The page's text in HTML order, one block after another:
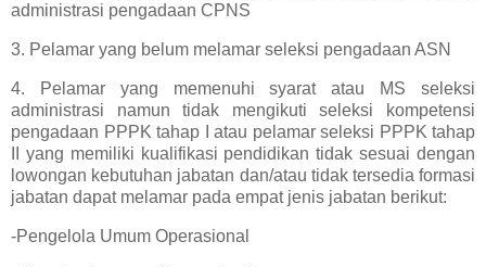
administrasi pengadaan CPNS
3. Pelamar yang belum melamar seleksi pengadaan ASN
4. Pelamar yang memenuhi syarat atau MS seleksi
administrasi namun tidak mengikuti seleksi kompetensi
pengadaan PPPK tahap I atau pelamar seleksi PPPK tahap
II yang memiliki kualifikasi pendidikan tidak sesuai dengan
lowongan kebutuhan jabatan dan/atau tidak tersedia formasi
jabatan dapat melamar pada empat jenis jabatan berikut:
-Pengelola Umum Operasional